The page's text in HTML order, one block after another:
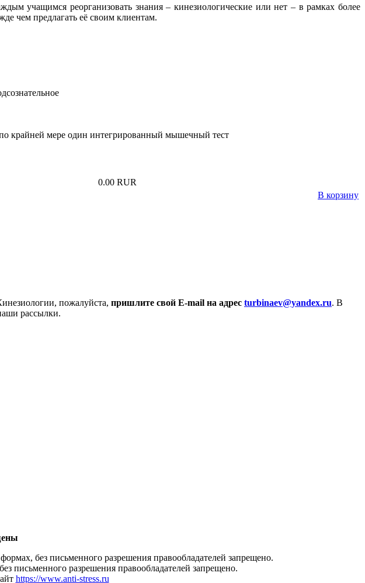
учащимся реорганизовать знания – кинезиологические или нет – в рамках более
чем предлагать её своим клиентам.
крайней мере один интегрированный мышечный тест
0.00 RUR
В корзину
пожалуйста, пришлите свой E-mail на адрес turbinaev@yandex.ru. В
рассылки.
без письменного разрешения правообладателей запрещено.
письменного разрешения правообладателей запрещено.
https://www.anti-stress.ru